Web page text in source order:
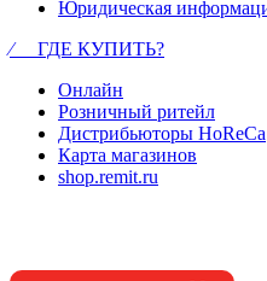
Юридическая
⁄ ГДЕ КУПИТЬ?
Онлайн
Розничный ритейл
Дистрибьюторы HoReCa
Карта магазинов
shop.remit.ru